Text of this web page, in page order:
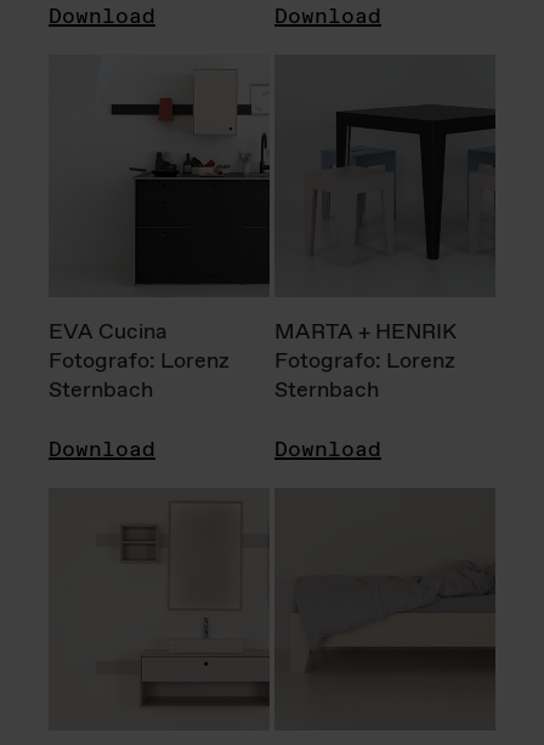
Download Download
EVA Cucina
Fotografo: Lorenz
Sternbach
Download
MARTA + HENRIK
Fotografo: Lorenz
Sternbach
Download